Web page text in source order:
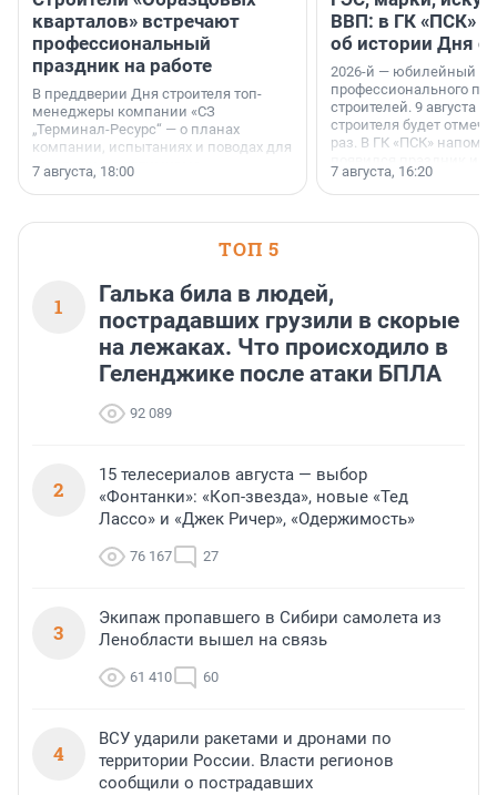
кварталов» встречают
профессиональный
праздник на работе
В преддверии Дня строителя топ-
менеджеры компании «СЗ
„Терминал-Ресурс“ — о планах
компании, испытаниях и поводах для
осторожного оптимизма.
7 августа, 18:00
ВВП: в ГК «ПСК»
об истории Дня
2026-й — юбилейный
профессионального
строителей. 9 августа
строителя будет
раз. В ГК «ПСК»
поменялась роль
7 августа, 16:20
ТОП 5
1
Галька била в людей,
пострадавших грузили в скорые
на лежаках. Что происходило в
Геленджике после атаки БПЛА
92 089
2
15 телесериалов августа — выбор
«Фонтанки»: «Коп-звезда», новые «Тед
Лассо» и «Джек Ричер», «Одержимость»
76 167 27
3
Экипаж пропавшего в Сибири самолета из
Ленобласти вышел на связь
61 410 60
4
ВСУ ударили ракетами и дронами по
территории России. Власти регионов
сообщили о пострадавших